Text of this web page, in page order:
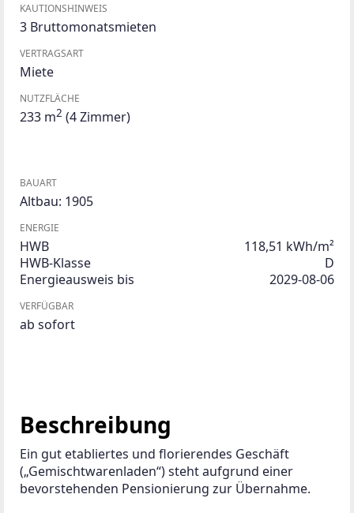
KAUTIONSHINWEIS
3 Bruttomonatsmieten
VERTRAGSART
Miete
NUTZFLÄCHE
233 m2 (4 Zimmer)
BAUART
Altbau: 1905
ENERGIE
HWB
118,51 kWh/m²
HWB-Klasse
D
Energieausweis bis
2029-08-06
VERFÜGBAR
ab sofort
Beschreibung
Ein gut etabliertes und florierendes Geschäft
(„Gemischtwarenladen“) steht aufgrund einer
bevorstehenden Pensionierung zur Übernahme.